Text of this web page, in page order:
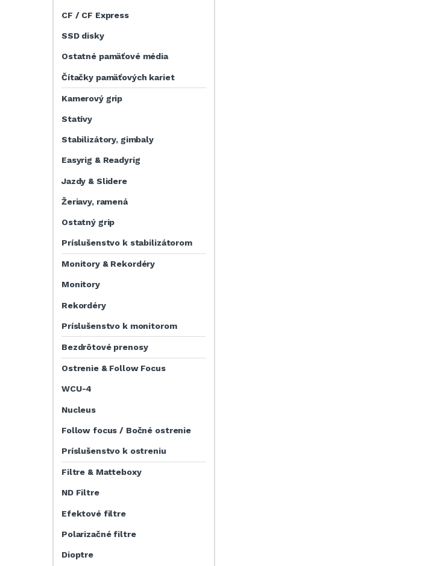
CF / CF Express
SSD disky
Ostatné pamäťové média
Čítačky pamäťových kariet
Kamerový grip
Statívy
Stabilizátory, gimbaly
Easyrig & Readyrig
Jazdy & Slidere
Žeriavy, ramená
Ostatný grip
Príslušenstvo k stabilizátorom
Monitory & Rekordéry
Monitory
Rekordéry
Príslušenstvo k monitorom
Bezdrôtové prenosy
Ostrenie & Follow Focus
WCU-4
Nucleus
Follow focus / Bočné ostrenie
Príslušenstvo k ostreniu
Filtre & Matteboxy
ND Filtre
Efektové filtre
Polarizačné filtre
Dioptre